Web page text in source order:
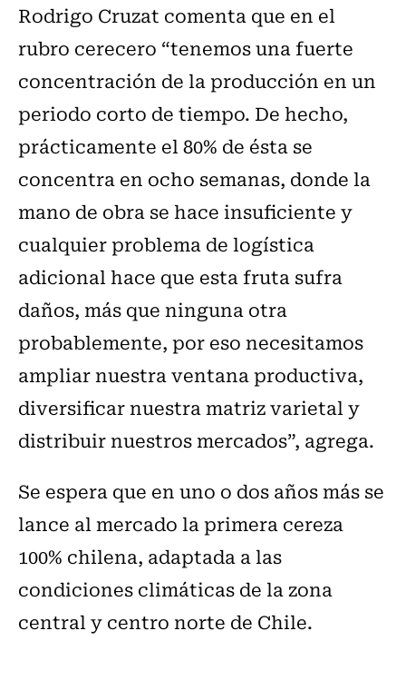
Rodrigo Cruzat comenta que en el
rubro cerecero “tenemos una fuerte
concentración de la producción en un
periodo corto de tiempo. De hecho,
prácticamente el 80% de ésta se
concentra en ocho semanas, donde la
mano de obra se hace insuficiente y
cualquier problema de logística
adicional hace que esta fruta sufra
daños, más que ninguna otra
probablemente, por eso necesitamos
ampliar nuestra ventana productiva,
diversificar nuestra matriz varietal y
distribuir nuestros mercados”, agrega.
Se espera que en uno o dos años más se
lance al mercado la primera cereza
100% chilena, adaptada a las
condiciones climáticas de la zona
central y centro norte de Chile.